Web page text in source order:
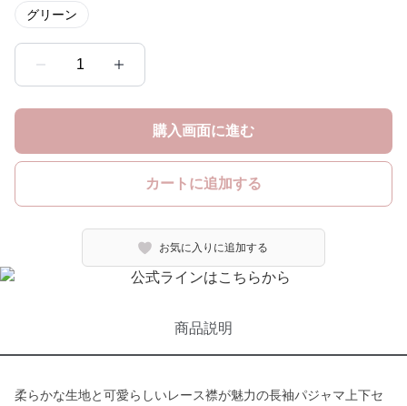
グリーン
1
購入画面に進む
カートに追加する
お気に入りに追加する
商品説明
柔らかな生地と可愛らしいレース襟が魅力の長袖パジャマ上下セ